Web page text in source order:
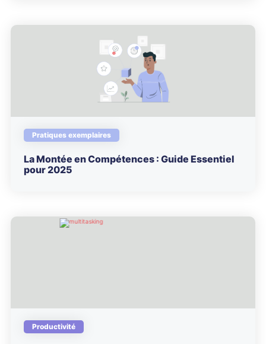
Pratiques exemplaires
La Montée en Compétences : Guide Essentiel
pour 2025
Productivité